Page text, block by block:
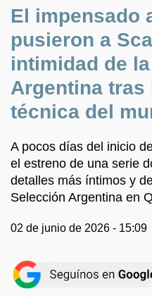
El impensado
pusieron a
intimidad de
Argentina
técnica del
A pocos días del inicio
el estreno de una serie
detalles más íntimos y
Selección Argentina en
02 de junio de 2026 - 15:09